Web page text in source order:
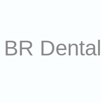
Dental